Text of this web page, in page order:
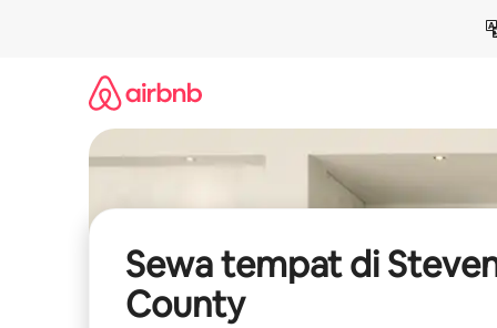
Sewa tempat di
County